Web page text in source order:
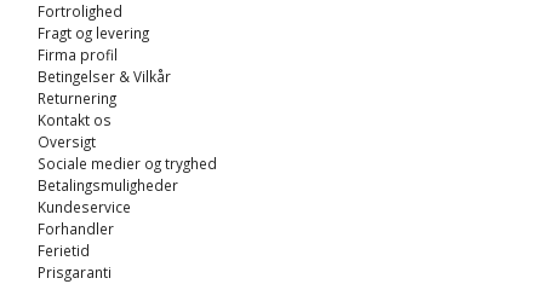
Fortrolighed
Fragt og levering
Firma profil
Betingelser & Vilkår
Returnering
Kontakt os
Oversigt
Sociale medier og tryghed
Betalingsmuligheder
Kundeservice
Forhandler
Ferietid
Prisgaranti